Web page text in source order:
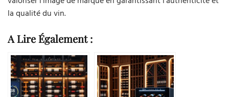
la qualité du vin.
A Lire Également :